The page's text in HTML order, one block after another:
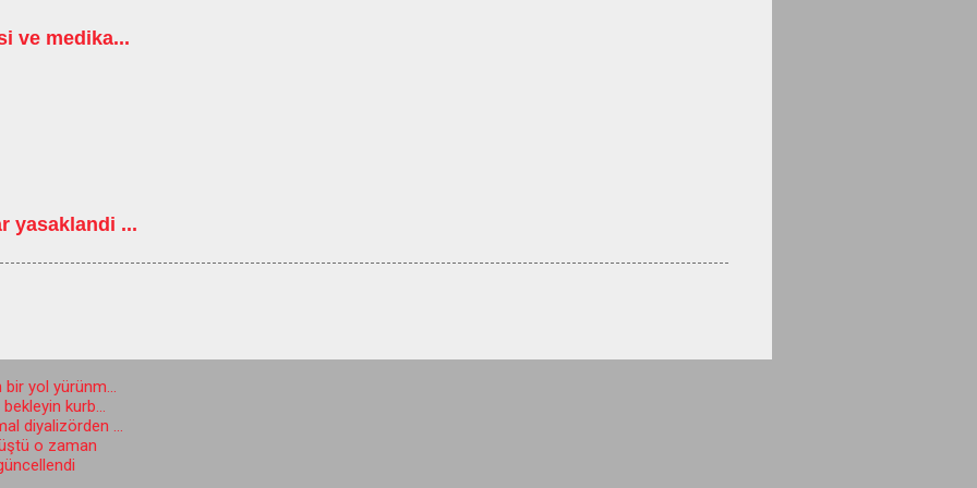
ve medika...
yasaklandi ...
bir yol yürünm...
kurb...
diyalizörden ...
o zaman